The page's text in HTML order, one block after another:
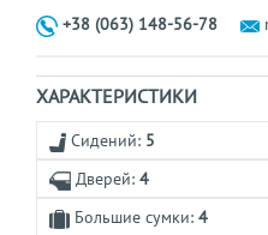
+38 (063) 148-56-78
ХАРАКТЕРИСТИКИ
Сидений: 5
Дверей: 4
Большие сумки: 4